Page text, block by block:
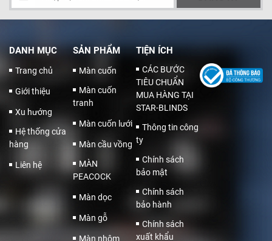
DANH MỤC
Trang chủ
Giới thiệu
Xu hướng
Hệ thống cửa
hàng
Liên hệ
SẢN PHẨM
Màn cuốn
Màn cuốn
tranh
Màn cuốn lưới
Màn cầu vồng
MÀN
PEACOCK
Màn dọc
Màn gỗ
Màn nhôm
TIỆN ÍCH
CÁC BƯỚC
TIÊU CHUẨN
MUA HÀNG TẠI
STAR-BLINDS
Thông tin công
ty
Chính sách
bảo mật
Chính sách
bảo hành
Chính sách
xuất khẩu